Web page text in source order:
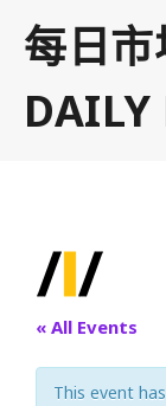
每日
DAILY
« All Events
This event